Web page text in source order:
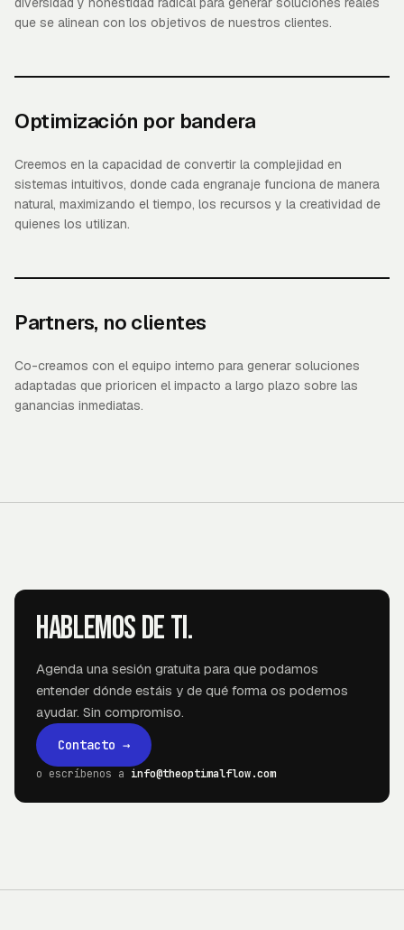
que se alinean con los objetivos de nuestros clientes.
Optimización por bandera
Creemos en la capacidad de convertir la complejidad en
sistemas intuitivos, donde cada engranaje funciona de manera
natural, maximizando el tiempo, los recursos y la creatividad de
quienes los utilizan.
Partners, no clientes
Co-creamos con el equipo interno para generar soluciones
adaptadas que prioricen el impacto a largo plazo sobre las
ganancias inmediatas.
Hablemos de ti.
Agenda una sesión gratuita para que podamos
entender dónde estáis y de qué forma os podemos
ayudar. Sin compromiso.
Contacto →
o escríbenos a info@theoptimalflow.com